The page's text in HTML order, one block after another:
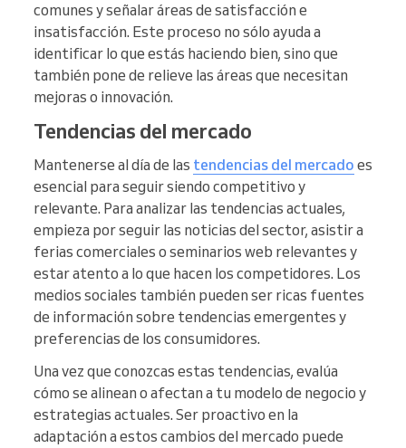
comunes y señalar áreas de satisfacción e
insatisfacción. Este proceso no sólo ayuda a
identificar lo que estás haciendo bien, sino que
también pone de relieve las áreas que necesitan
mejoras o innovación.
Tendencias del mercado
Mantenerse al día de las tendencias del mercado es
esencial para seguir siendo competitivo y
relevante. Para analizar las tendencias actuales,
empieza por seguir las noticias del sector, asistir a
ferias comerciales o seminarios web relevantes y
estar atento a lo que hacen los competidores. Los
medios sociales también pueden ser ricas fuentes
de información sobre tendencias emergentes y
preferencias de los consumidores.
Una vez que conozcas estas tendencias, evalúa
cómo se alinean o afectan a tu modelo de negocio y
estrategias actuales. Ser proactivo en la
adaptación a estos cambios del mercado puede